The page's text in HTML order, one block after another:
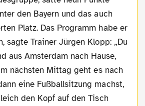
den Bayern und das auch
Platz. Das Programm habe er
sagte Trainer Jürgen Klopp: „Du
aus Amsterdam nach Hause,
nächsten Mittag geht es nach
eine Fußballsitzung machst,
den Kopf auf den Tisch